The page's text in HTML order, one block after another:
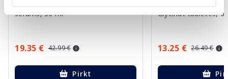
serums, 30 ml
19.35 € 42.99 €
Pirkt
Glycinat tabletes,
13.25 € 26.49 €